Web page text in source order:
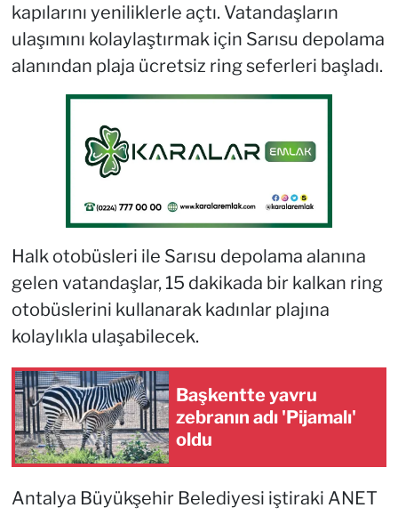
kapılarını yeniliklerle açtı. Vatandaşların
ulaşımını kolaylaştırmak için Sarısu depolama
alanından plaja ücretsiz ring seferleri başladı.
Halk otobüsleri ile Sarısu depolama alanına
gelen vatandaşlar, 15 dakikada bir kalkan ring
otobüslerini kullanarak kadınlar plajına
kolaylıkla ulaşabilecek.
Başkentte yavru
zebranın adı 'Pijamalı'
oldu
Antalya Büyükşehir Belediyesi iştiraki ANET